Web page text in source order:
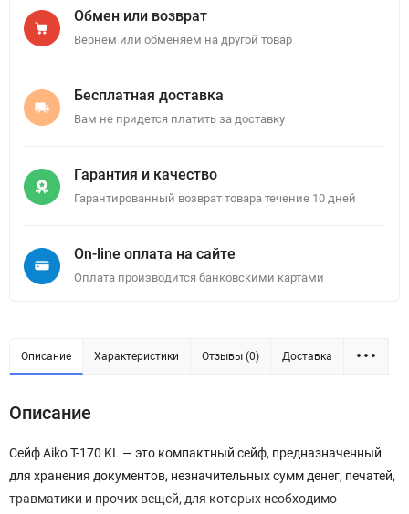
Обмен или возврат
Вернем или обменяем на другой товар
Бесплатная доставка
Вам не придется платить за доставку
Гарантия и качество
Гарантированный возврат товара течение 10 дней
On-line оплата на сайте
Оплата производится банковскими картами
Описание Характеристики Отзывы (0) Доставка
Описание
Сейф Aiko T-170 KL — это компактный сейф, предназначенный
для хранения документов, незначительных сумм денег, печатей,
травматики и прочих вещей, для которых необходимо